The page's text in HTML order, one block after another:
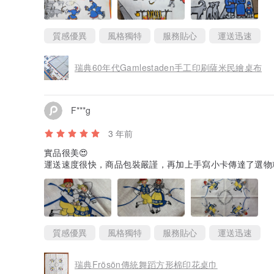
質感優異 風格獨特 服務貼心 運送迅速
瑞典60年代Gamlestaden手工印刷薩米民繪桌布
F***g
3 年前
實品很美😍
運送速度很快，商品包裝嚴謹，再加上手寫小卡傳達了選
質感優異 風格獨特 服務貼心 運送迅速
瑞典Frösön傳統舞蹈方形棉印花桌巾